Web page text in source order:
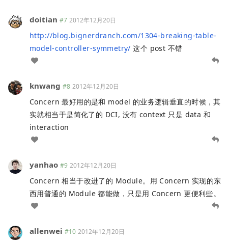
doitian #7 2012年12月20日
http://blog.bignerdranch.com/1304-breaking-table-
model-controller-symmetry/ 这个 post 不错
knwang #8 2012年12月20日
Concern 最好用的是和 model 的业务逻辑垂直的时候，其
实就相当于是简化了的 DCI, 没有 context 只是 data 和
interaction
yanhao #9 2012年12月20日
Concern 相当于改进了的 Module。用 Concern 实现的东
西用普通的 Module 都能做，只是用 Concern 更便利些。
allenwei #10 2012年12月20日